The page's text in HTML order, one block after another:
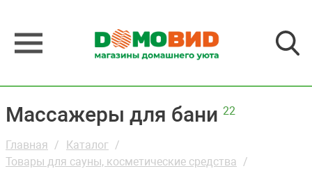
Массажеры для бани 22
Главная
Каталог
Товары для сауны, косметические средства